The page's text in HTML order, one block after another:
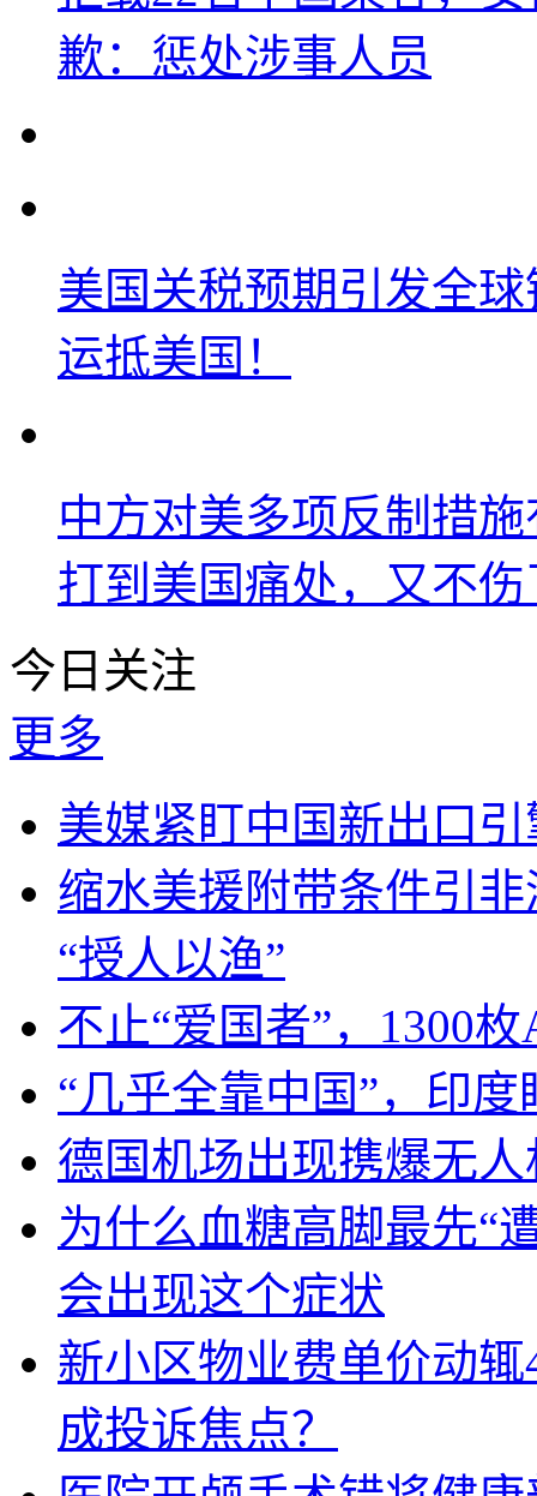
歉：惩处涉事人员
美国关税预期引发全
运抵美国！
中方对美多项反制措
打到美国痛处，又不
今日关注
更多
美媒紧盯中国新出口
缩水美援附带条件引
“授人以渔”
不止“爱国者”，1300
“几乎全靠中国”，印
德国机场出现携爆无
为什么血糖高脚最先“
会出现这个症状
新小区物业费单价动
成投诉焦点？